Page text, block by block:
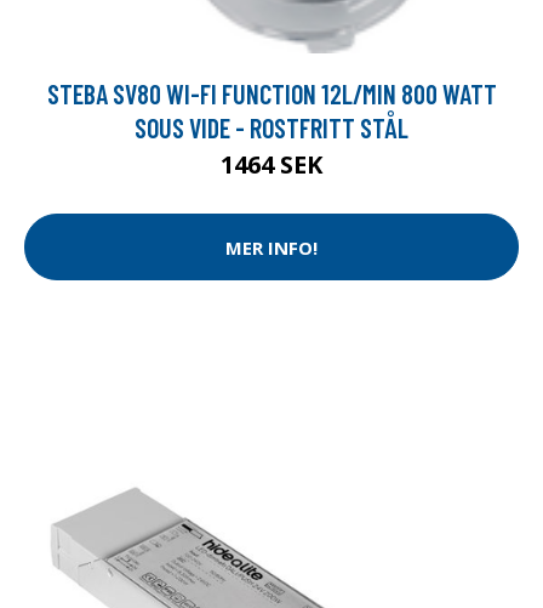
STEBA SV80 WI-FI FUNCTION 12L/MIN 800 WATT
SOUS VIDE - ROSTFRITT STÅL
1464 SEK
MER INFO!